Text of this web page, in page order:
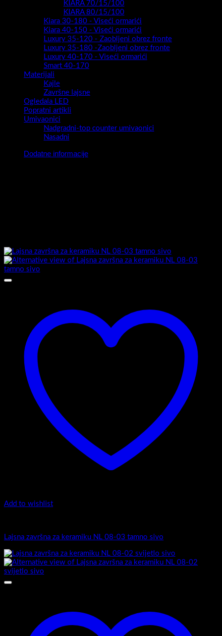
KIARA 70/15/100
KIARA 80/15/100
Kiara 30-180 - Viseći ormarići
Kiara 40-150 - Viseći ormarići
Luxury 35-120 - Zaobljeni obrez fronte
Luxury 35-180 -Zaobljeni obrez fronte
Luxury 40-170 - Viseći ormarići
Smart 40-170
Materijali
Kajle
Završne lajsne
Ogledala LED
Popratni artikli
Umivaonici
Nadgradni-top counter umivaonici
Nasadni
Dodatne informacije
Add to wishlist
Lajsna završna za keramiku NL 08-03 tamno sivo